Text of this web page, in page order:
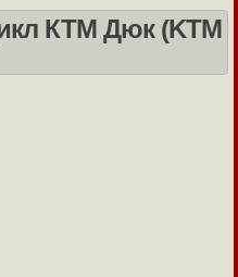
КТМ Дюк (KTM